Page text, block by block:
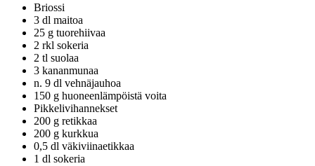
Briossi
3 dl maitoa
25 g tuorehiivaa
2 rkl sokeria
2 tl suolaa
3 kananmunaa
n. 9 dl vehnäjauhoa
150 g huoneenlämpöistä voita
Pikkelivihannekset
200 g retikkaa
200 g kurkkua
0,5 dl väkiviinaetikkaa
1 dl sokeria